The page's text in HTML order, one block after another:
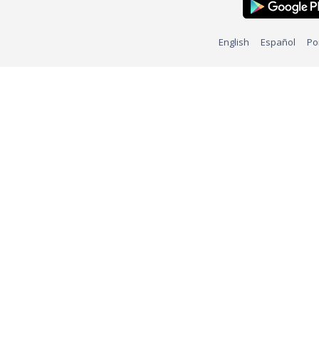
English Español